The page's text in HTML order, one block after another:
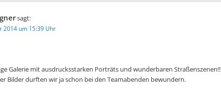
sagt:
2014 um 15:39 Uhr
Galerie mit ausdrucksstarken Porträts und wunderbaren Straßenszenen!!
Bilder durften wir ja schon bei den Teamabenden bewundern.